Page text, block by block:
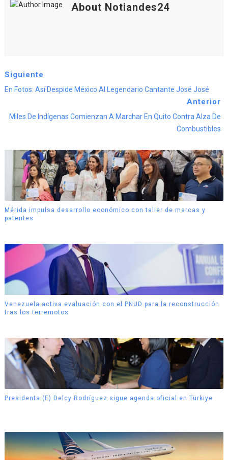
About Notiandes24
Siguiente
En Fotos: Así Despide México Al Legendario Cantante José José
Anterior
Miles De Indígenas Comienzan A Marchar En Quito Contra Alza De
Combustibles
Mérida impulsa desarrollo económico con taller de marcas y
patentes
Venezuela activa evaluación con el PNUD para la reconstrucción
tras los terremotos
Presidenta (E) Delcy Rodríguez sigue agenda oficial en Türkiye